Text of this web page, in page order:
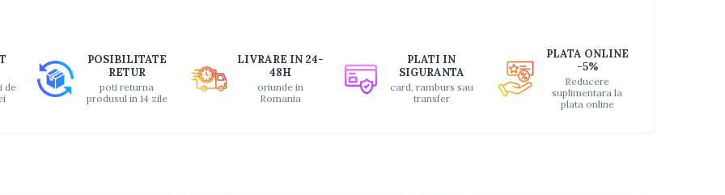
de
POSIBILITATE
RETUR
poti returna
produsul in 14 zile
LIVRARE IN 24-
48H
oriunde in
Romania
PLATI IN
SIGURANTA
card, ramburs sau
transfer
PLATA ONLINE
-5%
Reducere
suplimentara la
plata online